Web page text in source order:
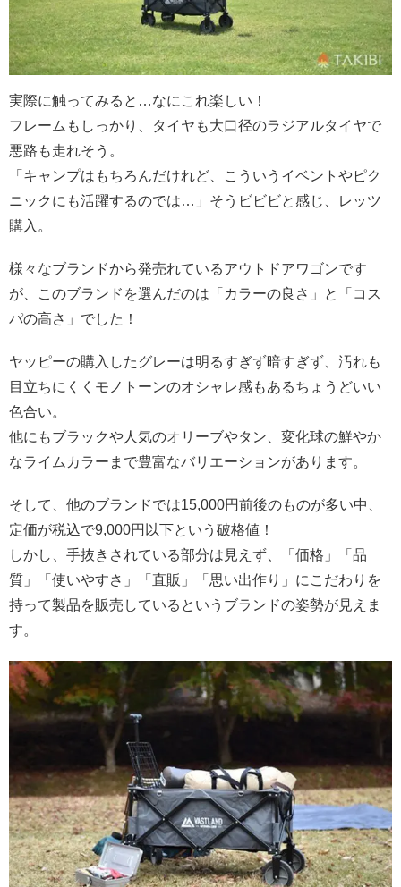
実際に触ってみると…なにこれ楽しい！
フレームもしっかり、タイヤも大口径のラジアルタイヤで
悪路も走れそう。
「キャンプはもちろんだけれど、こういうイベントやピク
ニックにも活躍するのでは…」そうビビビと感じ、レッツ
購入。
様々なブランドから発売れているアウトドアワゴンです
が、このブランドを選んだのは「カラーの良さ」と「コス
パの高さ」でした！
ヤッピーの購入したグレーは明るすぎず暗すぎず、汚れも
目立ちにくくモノトーンのオシャレ感もあるちょうどいい
色合い。
他にもブラックや人気のオリーブやタン、変化球の鮮やか
なライムカラーまで豊富なバリエーションがあります。
そして、他のブランドでは15,000円前後のものが多い中、
定価が税込で9,000円以下という破格値！
しかし、手抜きされている部分は見えず、「価格」「品
質」「使いやすさ」「直販」「思い出作り」にこだわりを
持って製品を販売しているというブランドの姿勢が見えま
す。